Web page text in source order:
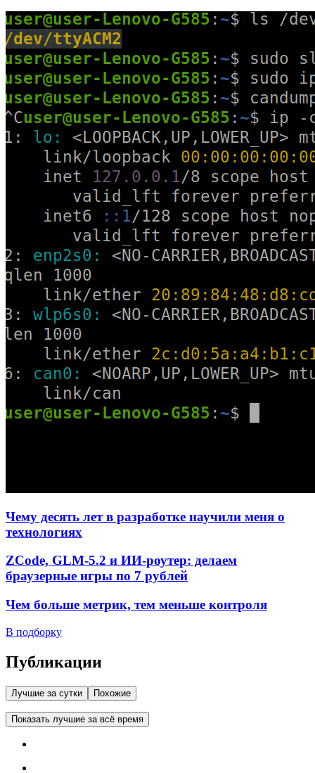
Чему десять лет в разработке научили меня о
технологиях
ZCode, GLM-5.2 и ИИ-роутер: делаем
браузерные игры по 7 рублей
Чем больше метрик, тем меньше контроля
В подборку
Публикации
Лучшие за сутки Похожие
Показать лучшие за всё время